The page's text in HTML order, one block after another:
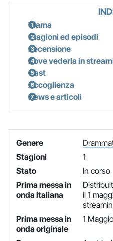
Trama
Stagioni ed episodi
Recensione
Dove vederla in
Cast
Accoglienza
News e articoli
Genere
Stagioni
1
Stato
In corso
Prima messa in
onda italiana
il 1
Prima messa in
onda originale
1